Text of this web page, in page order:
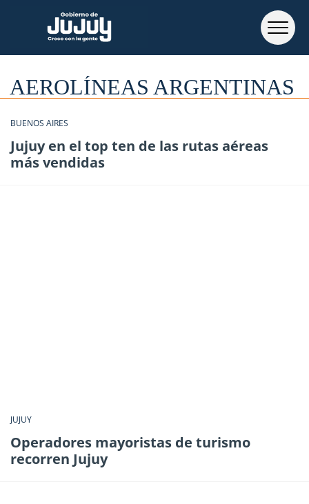
AEROLÍNEAS ARGENTINAS
BUENOS AIRES
Jujuy en el top ten de las rutas aéreas
más vendidas
JUJUY
Operadores mayoristas de turismo
recorren Jujuy